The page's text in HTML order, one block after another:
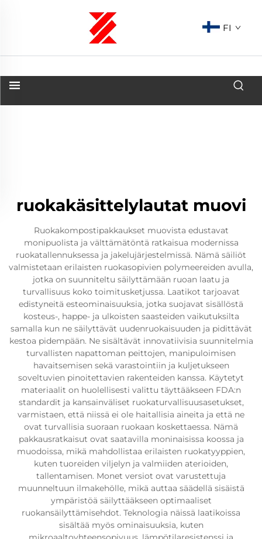
FI
ruokakäsittelylautat muovi
Ruokakompostipakkaukset muovista edustavat
monipuolista ja välttämätöntä ratkaisua modernissa
ruokatallennuksessa ja jakelujärjestelmissä. Nämä säiliöt
valmistetaan erilaisten ruokasopivien polymeereiden avulla,
jotka on suunniteltu säilyttämään ruoan laatu ja
turvallisuus koko toimitusketjussa. Laatikot tarjoavat
edistyneitä esteominaisuuksia, jotka suojavat sisällöstä
kosteus-, happe- ja ulkoisten saasteiden vaikutuksilta
samalla kun ne säilyttävät uudenruokaisuuden ja pidittävät
kestoa pidempään. Ne sisältävät innovatiivisia suunnitelmia
turvallisten napattoman peittojen, manipuloimisen
havaitsemisen sekä varastointiin ja kuljetukseen
soveltuvien pinoitettavien rakenteiden kanssa. Käytetyt
materiaalit on huolellisesti valittu täyttääkseen FDA:n
standardit ja kansainväliset ruokaturvallisuusasetukset,
varmistaen, että niissä ei ole haitallisia aineita ja että ne
ovat turvallisia suoraan ruokaan koskettaessa. Nämä
pakkausratkaisut ovat saatavilla moninaisissa koossa ja
muodoissa, mikä mahdollistaa erilaisten ruokatyyppien,
kuten tuoreiden viljelyn ja valmiiden aterioiden,
tallentamisen. Monet versiot ovat varustettuja
muunneltuun ilmakehölle, mikä auttaa säädellä sisäistä
ympäristöä säilyttääkseen optimaaliset
ruokansäilyttämisehdot. Teknologia näissä laatikoissa
sisältää myös ominaisuuksia, kuten